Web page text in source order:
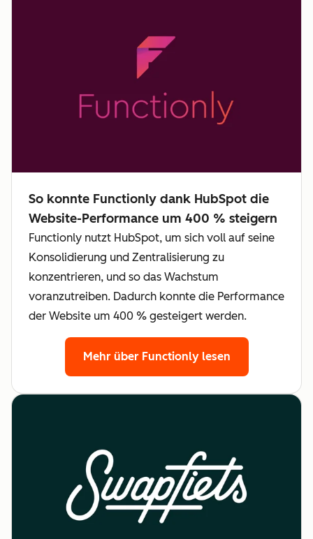
So konnte Functionly dank HubSpot die
Website-Performance um 400 % steigern
Functionly nutzt HubSpot, um sich voll auf seine
Konsolidierung und Zentralisierung zu
konzentrieren, und so das Wachstum
voranzutreiben. Dadurch konnte die Performance
der Website um 400 % gesteigert werden.
Mehr über Functionly lesen